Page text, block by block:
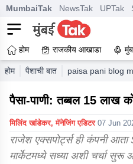
MumbaiTak NewsTak UPTak
होम राजकीय आखाडा
होम पैशाची बात paisa pani blog
पैसा-पाणी: तब्बल 15 लाख
मिलिंद खांडेकर, मॅनेजिंग एडिटर 07 Jun
राजेश एक्सपोर्ट्स ही कंपनी
मार्केटमध्ये सध्या अशी चर्चा